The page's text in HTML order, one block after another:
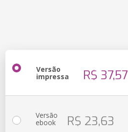
Versão
impressa R$ 37,57
Versão
ebook R$ 23,63